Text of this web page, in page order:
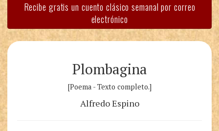
Recibe gratis un cuento clásico semanal por correo
electrónico
Plombagina
[Poema - Texto completo.]
Alfredo Espino